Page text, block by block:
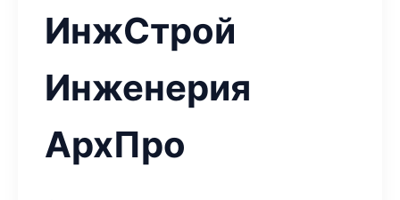
ИнжСтрой
Инженерия
АрхПро